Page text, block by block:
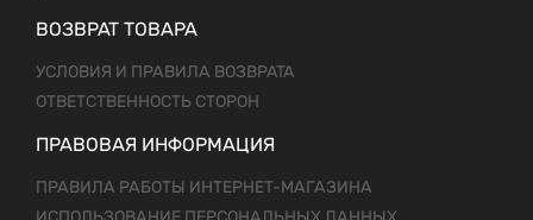
ВОЗВРАТ ТОВАРА
УСЛОВИЯ И ПРАВИЛА ВОЗВРАТА
ОТВЕТСТВЕННОСТЬ СТОРОН
ПРАВОВАЯ ИНФОРМАЦИЯ
ПРАВИЛА РАБОТЫ ИНТЕРНЕТ-МАГАЗИНА